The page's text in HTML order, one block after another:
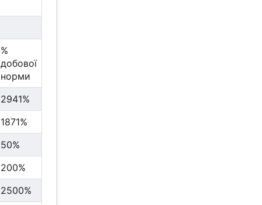
%
добової
норми
2941%
1871%
50%
200%
2500%